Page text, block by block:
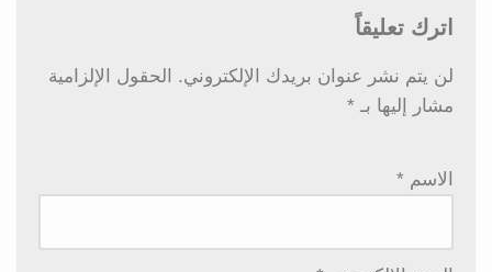
اترك تعليقاً
لن يتم نشر عنوان بريدك الإلكتروني.
الحقول الإلزامية
مشار إليها بـ *
الاسم *